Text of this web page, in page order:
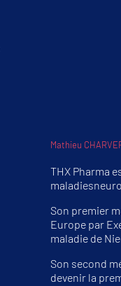
Mathieu
THX Pharma
Son premier
Europe par
maladie de
Son second
devenir la